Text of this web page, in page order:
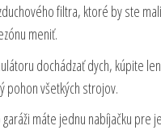
filtra, ktoré by ste
meniť.
dochádzať dych, kúpite
pohon všetkých strojov.
máte jednu nabíjačku pre